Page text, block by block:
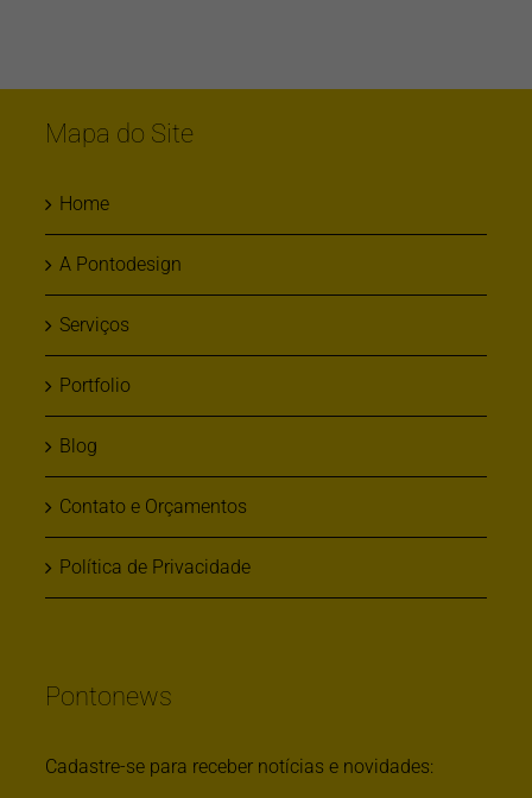
Mapa do Site
Home
A Pontodesign
Serviços
Portfolio
Blog
Contato e Orçamentos
Política de Privacidade
Pontonews
Cadastre-se para receber notícias e novidades: